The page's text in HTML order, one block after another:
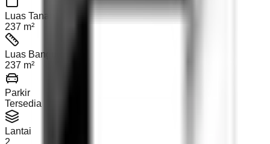
Luas Tanah
237 m²
Luas Bangunan
237 m²
Parkir
Tersedia
Lantai